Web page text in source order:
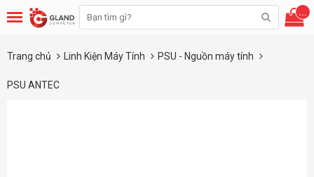
...
Trang chủ Linh Kiện Máy Tính PSU - Nguồn máy tính
PSU ANTEC